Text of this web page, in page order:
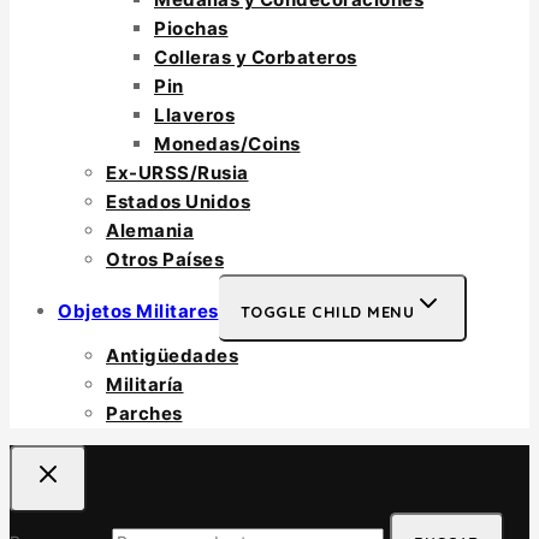
Piochas
Colleras y Corbateros
Pin
Llaveros
Monedas/Coins
Ex-URSS/Rusia
Estados Unidos
Alemania
Otros Países
Objetos Militares TOGGLE CHILD MENU
Antigüedades
Militaría
Parches